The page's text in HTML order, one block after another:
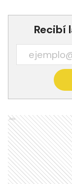
Recibí
Ads